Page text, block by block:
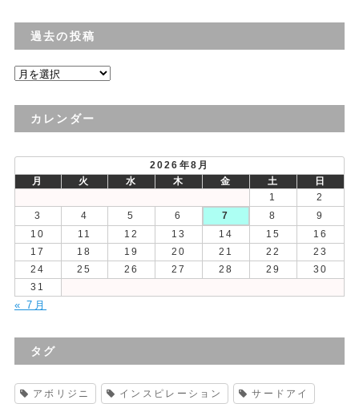
過去の投稿
過
の
カレンダー
2026年8月
月
火 水 木 金 土
日
1
2
3
4 5 6 7 8
9
10
11 12 13 14 15
16
17
18 19 20 21 22
23
24
25 26 27 28 29
30
31
« 7月
タグ
アボリジニ インスピレーション サードアイ